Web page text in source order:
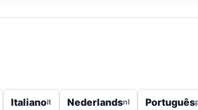
Italianoit Nederlandsnl Português